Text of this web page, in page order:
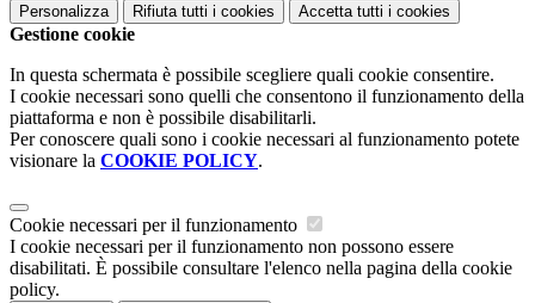
Personalizza Rifiuta tutti i cookies Accetta tutti i cookies
Gestione cookie
In questa schermata è possibile scegliere quali cookie consentire.
I cookie necessari sono quelli che consentono il funzionamento della
piattaforma e non è possibile disabilitarli.
Per conoscere quali sono i cookie necessari al funzionamento potete
visionare la COOKIE POLICY.
Cookie necessari per il funzionamento
I cookie necessari per il funzionamento non possono essere
disabilitati. È possibile consultare l'elenco nella pagina della cookie
policy.